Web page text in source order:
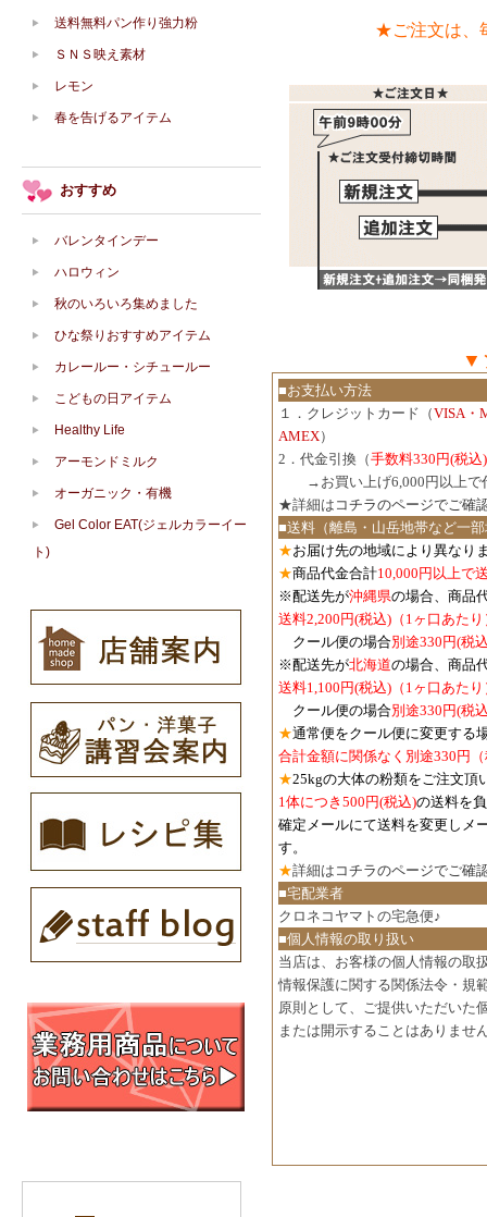
★ご注文は、
▼
■お支払い方法
１．クレジットカード（VISA・
AMEX）
2．代金引換（手数料330円(税込)
→お買い上げ6,000円以上で
★詳細は コチラのページでご確
■送料（離島・山岳地帯など一
★お届け先の地域により異なり
★商品代金合計10,000円以上で
※配送先が沖縄県の場合、商品
送料2,200円(税込)（1ヶ口あたり
クール便の場合別途330円(税
※配送先が北海道の場合、商品
送料1,100円(税込) （1ヶ口あた
クール便の場合別途330円(税
★通常便をクール便に変更する
合計金額に関係なく別途330円
★25kgの大体の粉類をご注文頂
1体につき500円(税込)の送料を
確定メールにて送料を変更しメ
す。
★詳細は コチラのページでご確
■宅配業者
クロネコヤマトの宅急便♪
■個人情報の取り扱い
当店は、お客様の個人情報の取
情報保護に関する関係法令・規
原則として、ご提供いただいた
または開示することはありませ
送料無料パン作り強力粉
ＳＮＳ映え素材
レモン
春を告げるアイテム
おすすめ
バレンタインデー
ハロウィン
秋のいろいろ集めました
ひな祭りおすすめアイテム
カレールー・シチュールー
こどもの日アイテム
Healthy Life
アーモンドミルク
オーガニック・有機
Gel Color EAT(ジェルカラーイー
ト)